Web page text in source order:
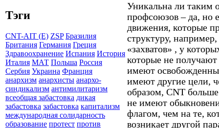
Тэги
CNT-AIT (E) ZSP Бразилия
Британия Германия Греция
Здравоохранение Испания История
Италия МАТ Польша Россия
Сербия Украина Франция
анархизм анархисты анархо-
синдикализм антимилитаризм
всеобщая забастовка дикая
забастовка забастовка капитализм
международная солидарность
образование протест против
Уникальна ли таким
профсоюзов – да, но
движения, которые
структуру,
«захватов» , у
которые не получают
имеют
имеют другие цели,
образом, CNT
не имеют
флагом, чем на те,
возникает другой